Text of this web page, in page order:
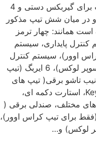
شنیده ها حاکی از ارائه شاهین در 2 تیپ برای گیربکس دستی و 4
و در میان شش تیپ مذکور
همانند: چهار ترمز
پایداری، سیستم
اوور)، سیستم کنترل
باد لاستیکها، کرو کنترل (تیپ لوکس و سوپر لوکس)، 6 ایربگ (تیپ
تاشو برقی( تیپ های
لوکس و سوپر لوکس)، دی لایت، Key less، استارت دکمه ای،
به تیپ های مختلف، صندلی برقی (
برای تیپ کراس اوور)،
لوکس) و…